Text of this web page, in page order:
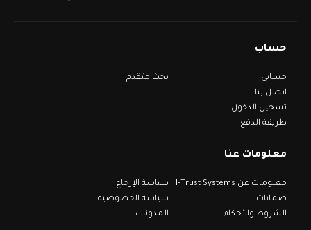
حساب
حسابي
اتصل بنا
تسجيل الدخول
طريقة الدفع
بحث متقدم
معلومات عنا
معلومات عن I-Trust Systems
ضمانات
الشروط والأحكام
سياسة الإرجاع
سياسة الخصوصية
المدونات